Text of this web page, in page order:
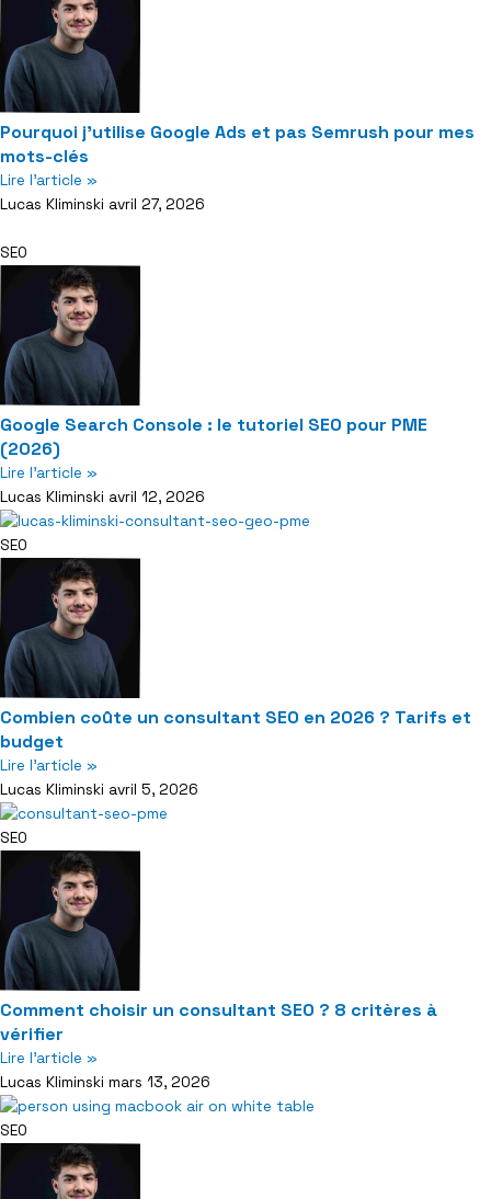
Pourquoi j’utilise Google Ads et pas Semrush pour mes
mots-clés
Lire l'article »
Lucas Kliminski avril 27, 2026
SEO
Google Search Console : le tutoriel SEO pour PME
(2026)
Lire l'article »
Lucas Kliminski avril 12, 2026
SEO
Combien coûte un consultant SEO en 2026 ? Tarifs et
budget
Lire l'article »
Lucas Kliminski avril 5, 2026
SEO
Comment choisir un consultant SEO ? 8 critères à
vérifier
Lire l'article »
Lucas Kliminski mars 13, 2026
SEO